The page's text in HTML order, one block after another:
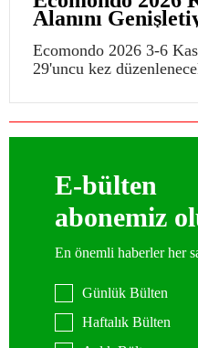
Alanını
Ecomondo 2026 3-6
29'uncu kez
E-bülten
abonemiz
En önemli haberler her
Günlük Bülten
Haftalık Bülten